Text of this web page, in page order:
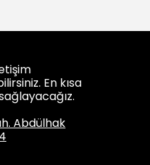
En kısa
Abdülhak